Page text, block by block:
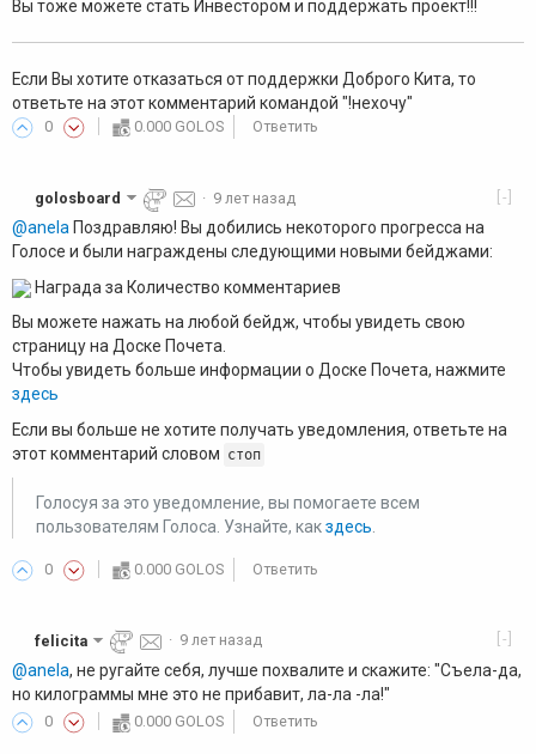
Вы тоже можете стать Инвестором и поддержать проект!!!
Если Вы хотите отказаться от поддержки Доброго Кита, то
ответьте на этот комментарий командой "!нехочу"
0 0.000 GOLOS Ответить
[-]
golosboard · 9 лет назад
@anela Поздравляю! Вы добились некоторого прогресса на
Голосе и были награждены следующими новыми бейджами:
Награда за Количество комментариев
Вы можете нажать на любой бейдж, чтобы увидеть свою
страницу на Доске Почета.
Чтобы увидеть больше информации о Доске Почета, нажмите
здесь
Если вы больше не хотите получать уведомления, ответьте на
этот комментарий словом стоп
Голосуя за это уведомление, вы помогаете всем
пользователям Голоса. Узнайте, какздесь
0 0.000 GOLOS Ответить
[-]
felicita · 9 лет назад
@anela, не ругайте себя, лучше похвалите и скажите: "Съела-да,
но килограммы мне это не прибавит, ла-ла -ла!"
0 0.000 GOLOS Ответить